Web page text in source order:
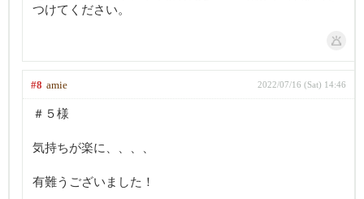
つけてください。
#8 amie 2022/07/16 (Sat) 14:46
＃５様
気持ちが楽に、、、、
有難うございました！